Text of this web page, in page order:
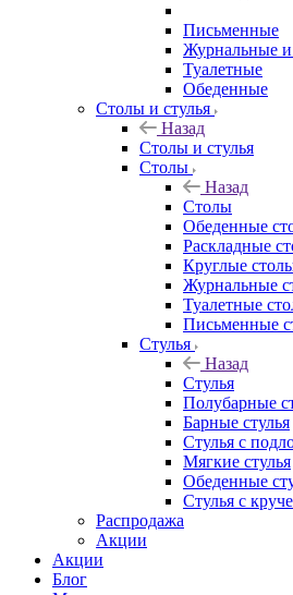
Письменные
Журнальные
Туалетные
Обеденные
Столы и стулья
Назад
Столы и стулья
Столы
Назад
Столы
Обеденные
Раскладные
Круглые
Журнальные
Туалетные
Письменные
Стулья
Назад
Стулья
Полубарные
Барные стулья
Стулья с
Мягкие стулья
Обеденные
Стулья с
Распродажа
Акции
Акции
Блог